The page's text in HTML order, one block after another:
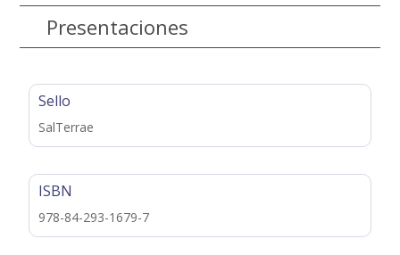
Presentaciones
Sello
SalTerrae
ISBN
978-84-293-1679-7